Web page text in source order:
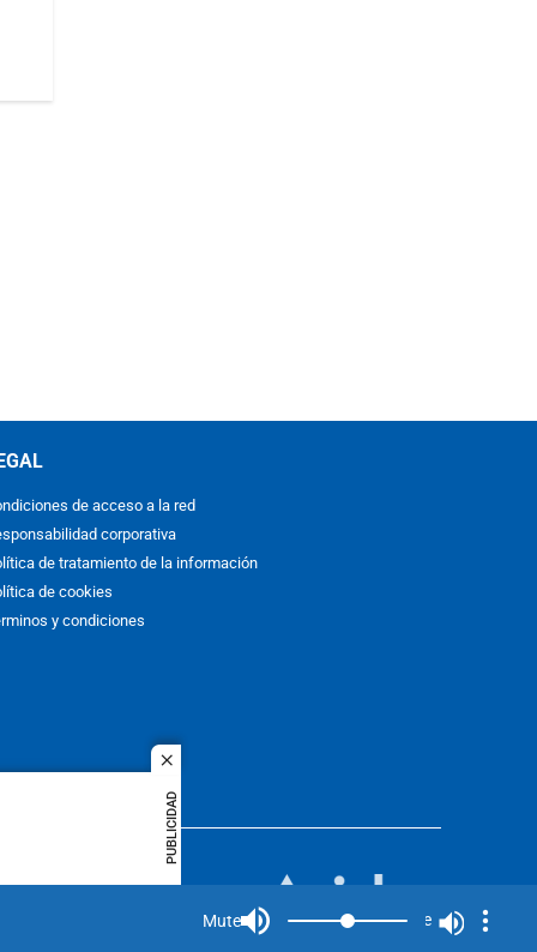
close
PUBLICIDAD
de acceso a la red
corporativa
de tratamiento de la información
de cookies
y condiciones
idioma
Mute Mute